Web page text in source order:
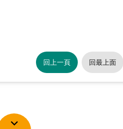
回上一頁 回最上面